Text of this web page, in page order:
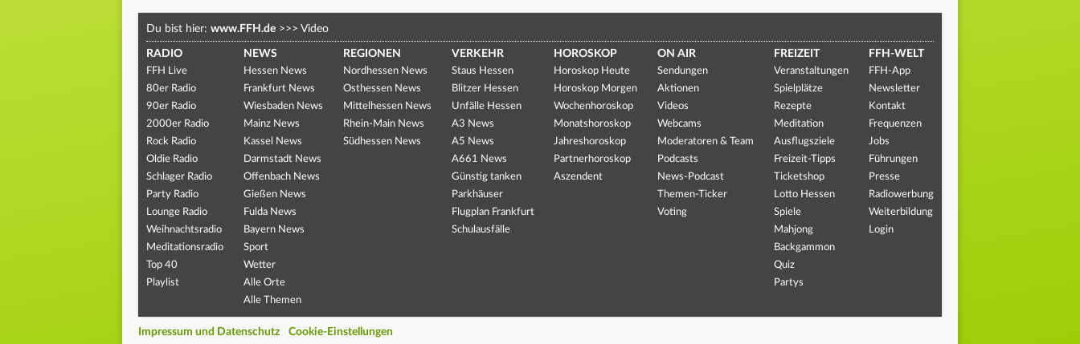
Du bist hier: www.FFH.de >>> Video
RADIO
FFH Live
80er Radio
90er Radio
2000er Radio
Rock Radio
Oldie Radio
Schlager Radio
Party Radio
Lounge Radio
Weihnachtsradio
Meditationsradio
Top 40
Playlist
NEWS
Hessen News
Frankfurt News
Wiesbaden News
Mainz News
Kassel News
Darmstadt News
Offenbach News
Gießen News
Fulda News
Bayern News
Sport
Wetter
Alle Orte
Alle Themen
REGIONEN
Nordhessen News
Osthessen News
Mittelhessen News
Rhein-Main News
Südhessen News
VERKEHR
Staus Hessen
Blitzer Hessen
Unfälle Hessen
A3 News
A5 News
A661 News
Günstig tanken
Parkhäuser
Flugplan Frankfurt
Schulausfälle
HOROSKOP
Horoskop Heute
Horoskop Morgen
Wochenhoroskop
Monatshoroskop
Jahreshoroskop
Partnerhoroskop
Aszendent
ON AIR
Sendungen
Aktionen
Videos
Webcams
Moderatoren & Team
Podcasts
News-Podcast
Themen-Ticker
Voting
FREIZEIT
Veranstaltungen
Spielplätze
Rezepte
Meditation
Ausflugsziele
Freizeit-Tipps
Ticketshop
Lotto Hessen
Spiele
Mahjong
Backgammon
Quiz
Partys
FFH-WELT
FFH-App
Newsletter
Kontakt
Frequenzen
Jobs
Führungen
Presse
Radiowerbung
Weiterbildung
Login
Impressum und Datenschutz Cookie-Einstellungen